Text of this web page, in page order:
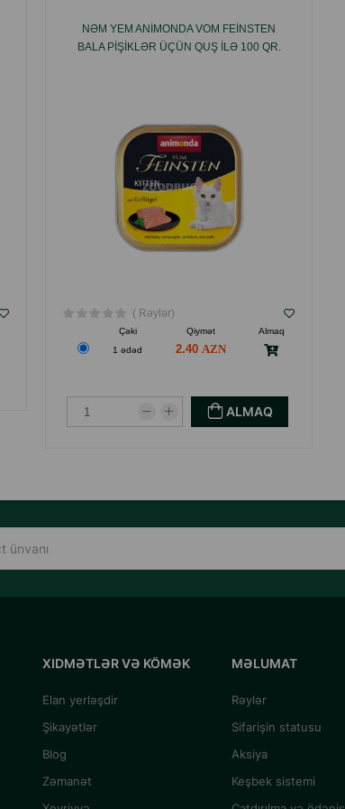
NƏM YEM ANIMONDA VOM FEINSTEN
BALA PIŞIKLƏR ÜÇÜN QUŞ ILƏ 100 QR.
( Rəylər)
Çəki Qiymət
Almaq
1 ədəd
2.40
ALMAQ
XIDMƏTLƏR VƏ KÖMƏK
Elan yerləşdir
Şikayətlər
Blog
Zəmanət
MƏLUMAT
Rəylər
Sifarişin statusu
Aksiya
Keşbek sistemi